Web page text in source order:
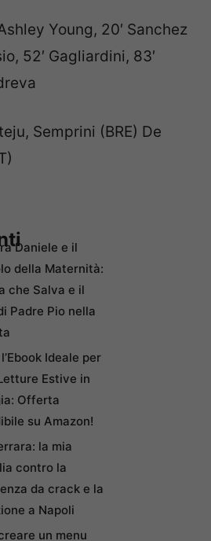
Young, 20′ Sanchez
52′ Gagliardini, 83′
Semprini (BRE) De
Daniele e il
della Maternità:
che Salva e il
Padre Pio nella
Ideale per
Estive in
Offerta
su Amazon!
la mia
contro la
da crack e la
a Napoli
un menu